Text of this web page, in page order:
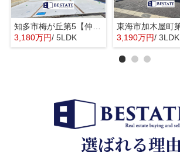
知多市梅が丘第5【仲介手数料0円】
3,180万円/ 5LDK
3,190万円/ 3LDK